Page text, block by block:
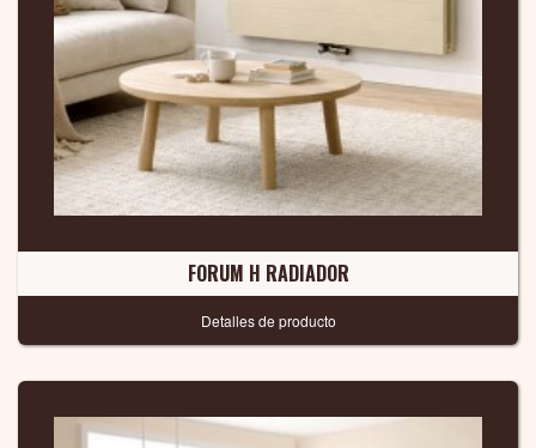
FORUM H RADIADOR
Detalles de producto